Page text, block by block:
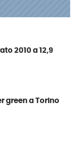
2010 a 12,9
green a Torino